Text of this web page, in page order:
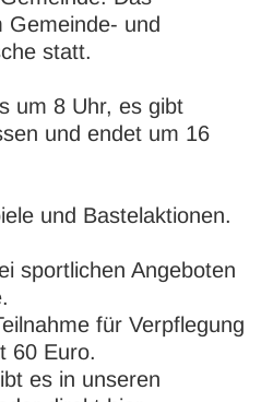
Gemeinde- und
statt.
um 8 Uhr, es gibt
und endet um 16
und Bastelaktionen.
sportlichen Angeboten
für Verpflegung
60 Euro.
es in unseren